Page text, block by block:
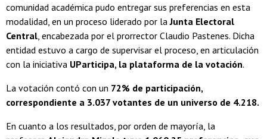
comunidad académica pudo entregar sus preferencias en esta
modalidad, en un proceso liderado por laJunta Electoral
Central, encabezada por el prorrector Claudio Pastenes. Dicha
entidad estuvo a cargo de supervisar el proceso, en articulación
con la iniciativa UParticipa, la plataforma de la votación.
La votación contó con un 72% de participación,
correspondiente a 3.037 votantes de un universo de 4.218.
En cuanto a los resultados, por orden de mayoría, la